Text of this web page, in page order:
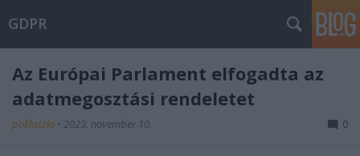
GDPR
Az Európai Parlament elfogadta az
adatmegosztási rendeletet
poklaszlo • 2023. november 10. 0